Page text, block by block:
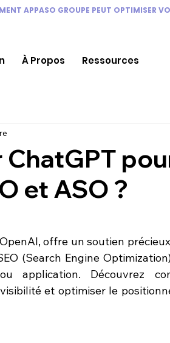
À Propos Ressources
et ASO ?
offre un soutien
(Search Engine
application. Découvrez
et optimiser le